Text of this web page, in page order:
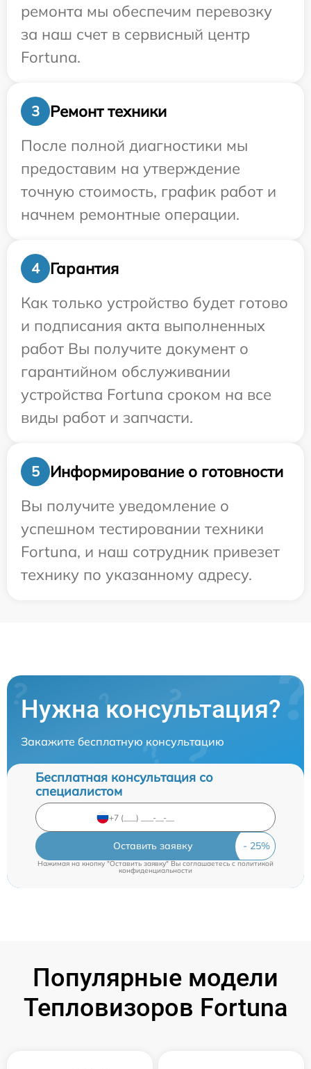
ремонта мы обеспечим перевозку
за наш счет в сервисный центр
Fortuna.
3
Ремонт техники
После полной диагностики мы
предоставим на утверждение
точную стоимость, график работ и
начнем ремонтные операции.
4
Гарантия
Как только устройство будет готово
и подписания акта выполненных
работ Вы получите документ о
гарантийном обслуживании
устройства Fortuna сроком на все
виды работ и запчасти.
5
Информирование о готовности
Вы получите уведомление о
успешном тестировании техники
Fortuna, и наш сотрудник привезет
технику по указанному адресу.
Нужна консультация?
Закажите бесплатную консультацию
Бесплатная консультация со
специалистом
Оставить заявку
Нажимая на кнопку "Оставить заявку" Вы соглашаетесь cполитикой
конфиденциальности
Популярные модели
Тепловизоров Fortuna